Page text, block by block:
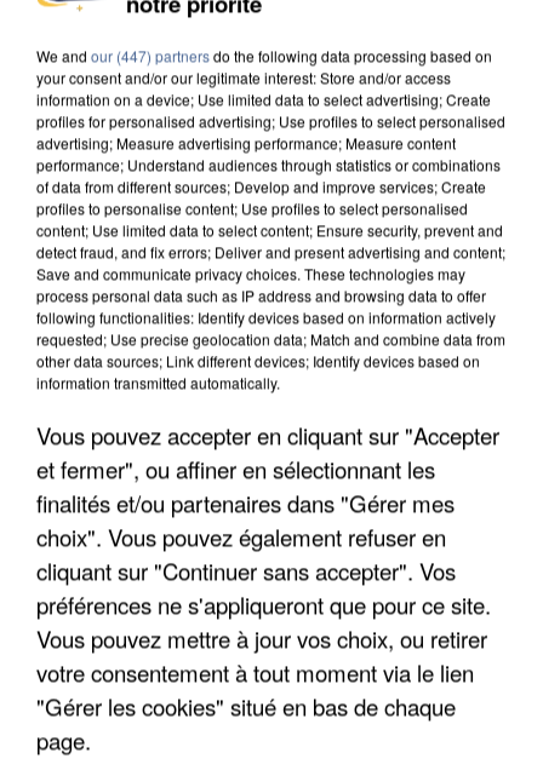
APRÈS TOUTES CES CANICULES, LES REFUGES
We and our (447) partnersdo the following data processing based on
your consent and/or our legitimate interest: Store and/or access
information on a device; Use limited data to select advertising; Create
profiles for personalised advertising; Use profiles to select personalised
advertising; Measure advertising performance; Measure content
performance; Understand audiences through statistics or combinations
of data from different sources; Develop and improve services; Create
profiles to personalise content; Use profiles to select personalised
content; Use limited data to select content; Ensure security, prevent and
detect fraud, and fix errors; Deliver and present advertising and content;
Save and communicate privacy choices. These technologies may
process personal data such as IP address and browsing data to offer
following functionalities: Identify devices based on information actively
requested; Use precise geolocation data; Match and combine data from
other data sources; Link different devices; Identify devices based on
information transmitted automatically.
Vous pouvez accepter en cliquant sur "Accepter
et fermer", ou affiner en sélectionnant les
finalités et/ou partenaires dans "Gérer mes
choix". Vous pouvez également refuser en
cliquant sur "Continuer sans accepter". Vos
préférences ne s'appliqueront que pour ce site.
Vous pouvez mettre à jour vos choix, ou retirer
votre consentement à tout moment via le lien
"Gérer les cookies" situé en bas de chaque
page.